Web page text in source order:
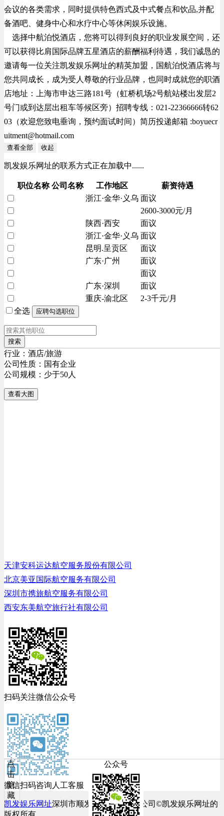
会议的各类需求，同时提供特色西式及中式餐点和饮品,并配
备酒吧、健身中心和水疗中心等休闲娱乐设施。
选择中航泊悦酒店，您将可以得到良好的职业发展空间，还
可以获得比肩国际品牌五星酒店的薪酬福利待遇，我们诚恳的
邀请每一位关注凯发娱乐网址的精英加盟，国航泊悦酒店将与
您共同成长，成为受人尊敬的行业品牌，也同时成就您的职酒
店地址：上海市申达三路181号（虹桥机场2号航站楼出发层2
号门或到达层出租车等候区旁）招聘专线：021-22366666转62
03（欢迎您致电垂询，预约面试时间）简历投递邮箱 :boyuecr
uitment@hotmail.com
查看全部 收起
凯发娱乐网址的联系方式正在加载中......
职位名称 公司名称 工作地区
薪资待遇
浙江·金华·义乌 面议
2600-3000元/月
陕西·西安
面议
浙江·金华·义乌 面议
昆明.呈贡区
面议
广东·广州
面议
面议
广东·深圳
面议
重庆-渝北区
2-3千元/月
全选
搜索
行业：酒店/旅游
公司性质：国有企业
公司规模：少于50人
查看大图
天津安科运达航空服务股份有限公司
北京美亚国际航空服务有限公司
深圳市携旅航空服务有限公司
西安东美航空旅行社有限公司
扫码关注微信公众号
微信扫码咨询人工客服
凯发娱乐网址深圳市顺发网络科技有限公司©凯发娱乐网址的
版权所有
点
击
隐
藏
公众号